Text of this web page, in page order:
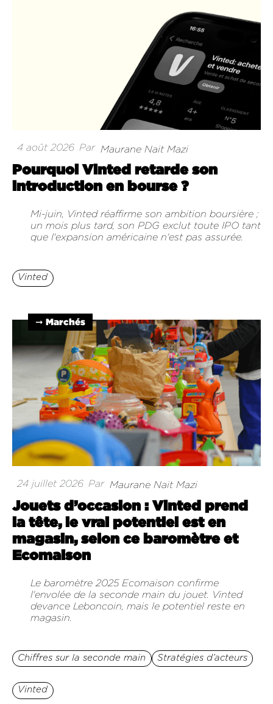
4 août 2026 Par Maurane Nait Mazi
Pourquoi Vinted retarde son
introduction en bourse ?
Mi-juin, Vinted réaffirme son ambition boursière ;
un mois plus tard, son PDG exclut toute IPO tant
que l'expansion américaine n'est pas assurée.
Vinted
➞ Marchés
24 juillet 2026 Par Maurane Nait Mazi
Jouets d’occasion : Vinted prend
la tête, le vrai potentiel est en
magasin, selon ce baromètre et
Ecomaison
Le baromètre 2025 Ecomaison confirme
l'envolée de la seconde main du jouet. Vinted
devance Leboncoin, mais le potentiel reste en
magasin.
Chiffres sur la seconde main Stratégies d’acteurs
Vinted